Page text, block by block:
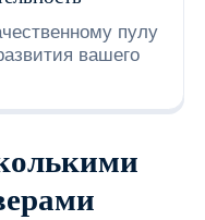
пулу
вашего